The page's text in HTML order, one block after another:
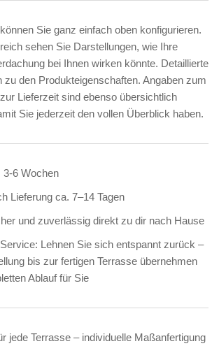
Sie ganz einfach oben konfigurieren.
sehen Sie Darstellungen, wie Ihre
bei Ihnen wirken könnte. Detaillierte
zu den Produkteigenschaften. Angaben zum
Lieferzeit sind ebenso übersichtlich
Sie jederzeit den vollen Überblick haben.
3-6 Wochen
Lieferung ca. 7–14 Tagen
und zuverlässig direkt zu dir nach Hause
Lehnen Sie sich entspannt zurück –
bis zur fertigen Terrasse übernehmen
Ablauf für Sie
jede Terrasse – individuelle Maßanfertigung